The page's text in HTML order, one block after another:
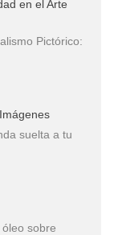
en el Arte
Pictórico:
suelta a tu
sobre